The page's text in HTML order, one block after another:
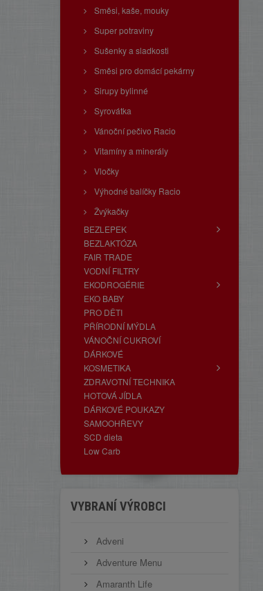
Směsi, kaše, mouky
Super potraviny
Sušenky a sladkosti
Směsi pro domácí pekárny
Sirupy bylinné
Syrovátka
Vánoční pečivo Racio
Vitamíny a minerály
Vločky
Výhodné balíčky Racio
Žvýkačky
BEZLEPEK
BEZLAKTÓZA
FAIR TRADE
VODNÍ FILTRY
EKODROGÉRIE
EKO BABY
PRO DĚTI
PŘÍRODNÍ MÝDLA
VÁNOČNÍ CUKROVÍ
DÁRKOVÉ
KOSMETIKA
ZDRAVOTNÍ TECHNIKA
HOTOVÁ JÍDLA
DÁRKOVÉ POUKAZY
SAMOOHŘEVY
SCD dieta
Low Carb
VYBRANÍ VÝROBCI
Adveni
Adventure Menu
Amaranth Life